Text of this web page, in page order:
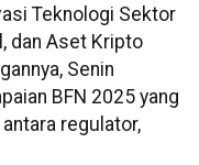
Teknologi Sektor
dan Aset Kripto
Senin
BFN 2025 yang
regulator,